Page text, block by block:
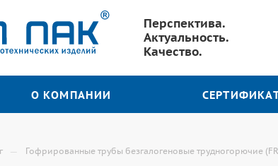
Перспектива.
Актуальность.
Качество.
О КОМПАНИИ
— Гофрированные трубы безгалогеновые трудногорючие